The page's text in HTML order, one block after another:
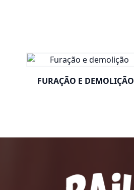
FURAÇÃO E DEMOLIÇÃO